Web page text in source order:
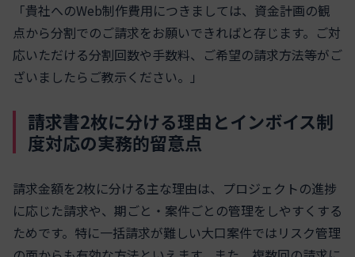
「貴社へのWeb制作費用につきましては、資金計画の観
点から分割でのご請求をお願いできればと存じます。ご対
応いただける分割回数や手数料、ご希望の請求方法等がご
ざいましたらご教示ください。」
請求書2枚に分ける理由とインボイス制
度対応の実務的留意点
請求金額を2枚に分ける主な理由は、プロジェクトの進捗
に応じた請求や、期ごと・案件ごとの管理をしやすくする
ためです。特に一括請求が難しい大口案件ではリスク管理